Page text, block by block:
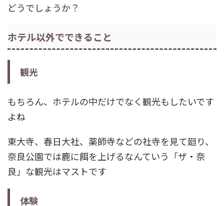
どうでしょうか？
ホテル以外でできること
観光
もちろん、ホテルの中だけでなく観光もしたいです
よね
東大寺、春日大社、薬師寺などの社寺を見て廻り、
奈良公園では鹿に餌を上げるなんていう「ザ・奈
良」な観光はマストです
体験